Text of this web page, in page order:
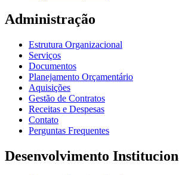
Administração
Estrutura Organizacional
Serviços
Documentos
Planejamento Orçamentário
Aquisições
Gestão de Contratos
Receitas e Despesas
Contato
Perguntas Frequentes
Desenvolvimento